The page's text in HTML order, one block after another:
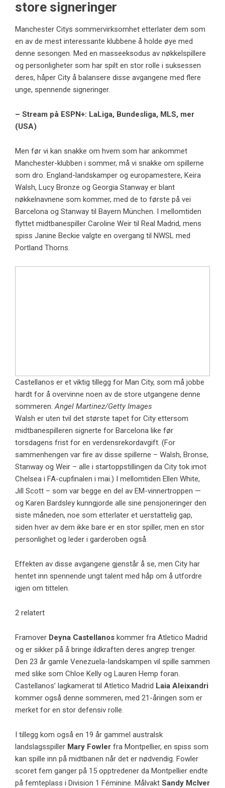
store signeringer
Manchester Citys sommervirksomhet etterlater dem som
en av de mest interessante klubbene å holde øye med
denne sesongen. Med en masseeksodus av nøkkelspillere
og personligheter som har spilt en stor rolle i suksessen
deres, håper City å balansere disse avgangene med flere
unge, spennende signeringer.
– Stream på ESPN+: LaLiga, Bundesliga, MLS, mer
(USA)
Men før vi kan snakke om hvem som har ankommet
Manchester-klubben i sommer, må vi snakke om spillerne
som dro. England-landskamper og europamestere, Keira
Walsh, Lucy Bronze og Georgia Stanway er blant
nøkkelnavnene som kommer, med de to første på vei
Barcelona og Stanway til Bayern München. I mellomtiden
flyttet midtbanespiller Caroline Weir til Real Madrid, mens
spiss Janine Beckie valgte en overgang til NWSL med
Portland Thorns.
Castellanos er et viktig tillegg for Man City, som må jobbe
hardt for å overvinne noen av de store utgangene denne
sommeren.Angel Martinez/Getty Images
Walsh er uten tvil det største tapet for City ettersom
midtbanespilleren signerte for Barcelona like før
torsdagens frist for en verdensrekordavgift. (For
sammenhengen var fire av disse spillerne – Walsh, Bronse,
Stanway og Weir – alle i startoppstillingen da City tok imot
Chelsea i FA-cupfinalen i mai.) I mellomtiden Ellen White,
Jill Scott – som var begge en del av EM-vinnertroppen —
og Karen Bardsley kunngjorde alle sine pensjoneringer den
siste måneden, noe som etterlater et uerstattelig gap,
siden hver av dem ikke bare er en stor spiller, men en stor
personlighet og leder i garderoben også.
Effekten av disse avgangene gjenstår å se, men City har
hentet inn spennende ungt talent med håp om å utfordre
igjen om tittelen.
2 relatert
Framover Deyna Castellanos kommer fra Atletico Madrid
og er sikker på å bringe ildkraften deres angrep trenger.
Den 23 år gamle Venezuela-landskampen vil spille sammen
med slike som Chloe Kelly og Lauren Hemp foran.
Castellanos’ lagkamerat til Atletico Madrid Laia Aleixandri
kommer også denne sommeren, med 21-åringen som er
merket for en stor defensiv rolle.
I tillegg kom også en 19 år gammel australsk
landslagsspiller Mary Fowler fra Montpellier, en spiss som
kan spille inn på midtbanen når det er nødvendig. Fowler
scoret fem ganger på 15 opptredener da Montpellier endte
på femteplass i Division 1 Féminine. Målvakt Sandy McIver